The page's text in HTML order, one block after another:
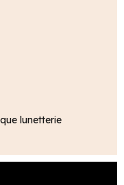
lunetterie